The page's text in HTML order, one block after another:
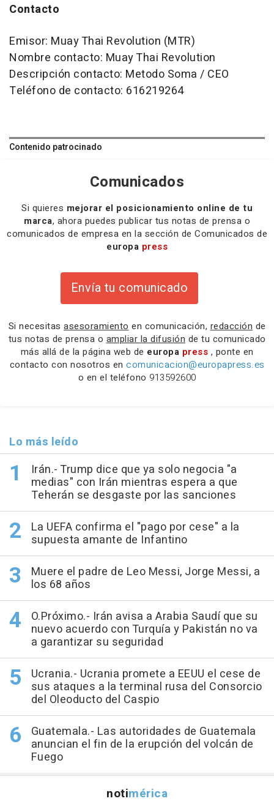
Contacto
Emisor: Muay Thai Revolution (MTR)
Nombre contacto: Muay Thai Revolution
Descripción contacto: Metodo Soma / CEO
Teléfono de contacto: 616219264
Contenido patrocinado
Comunicados
Si quieres mejorar el posicionamiento online de tu
marca, ahora puedes publicar tus notas de prensa o
comunicados de empresa en la sección de Comunicados de
europa press
Envía tu comunicado
Si necesitas asesoramiento en comunicación, redacción de
tus notas de prensa o ampliar la difusión de tu comunicado
más allá de la página web de europa press , ponte en
contacto con nosotros en comunicacion@europapress.es
o en el teléfono 913592600
Lo más leído
Irán.- Trump dice que ya solo negocia "a
medias" con Irán mientras espera a que
Teherán se desgaste por las sanciones
La UEFA confirma el "pago por cese" a la
supuesta amante de Infantino
Muere el padre de Leo Messi, Jorge Messi, a
los 68 años
O.Próximo.- Irán avisa a Arabia Saudí que su
nuevo acuerdo con Turquía y Pakistán no va
a garantizar su seguridad
Ucrania.- Ucrania promete a EEUU el cese de
sus ataques a la terminal rusa del Consorcio
del Oleoducto del Caspio
Guatemala.- Las autoridades de Guatemala
anuncian el fin de la erupción del volcán de
Fuego
notimérica